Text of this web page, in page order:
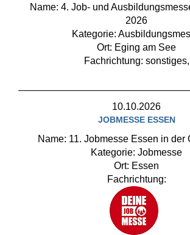
Name: 4. Job- und
2026
Kategorie:
Ort: Eging am See
Fachrichtung: sonstiges,
10.10.2026
JOBMESSE ESSEN
Name: 11. Jobmesse Essen in der
Kategorie: Jobmesse
Ort: Essen
Fachrichtung: